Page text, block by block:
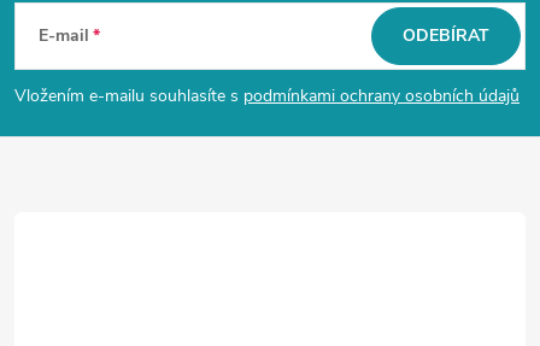
p
a
E-mail
Vložením e-mailu souhlasíte s podmínkami ochrany osobních údajů
ODEBÍRAT